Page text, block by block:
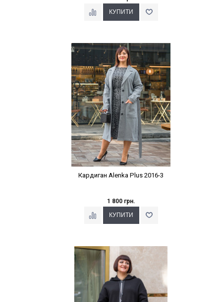
Наклейки Варіант з %
Кардиган Alenka Plus 2016-3
1 800 грн.
Наклейки Варіант з %